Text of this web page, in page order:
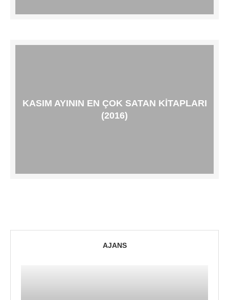
KASIM AYININ EN ÇOK SATAN KITAPLARI
(2016)
AJANS